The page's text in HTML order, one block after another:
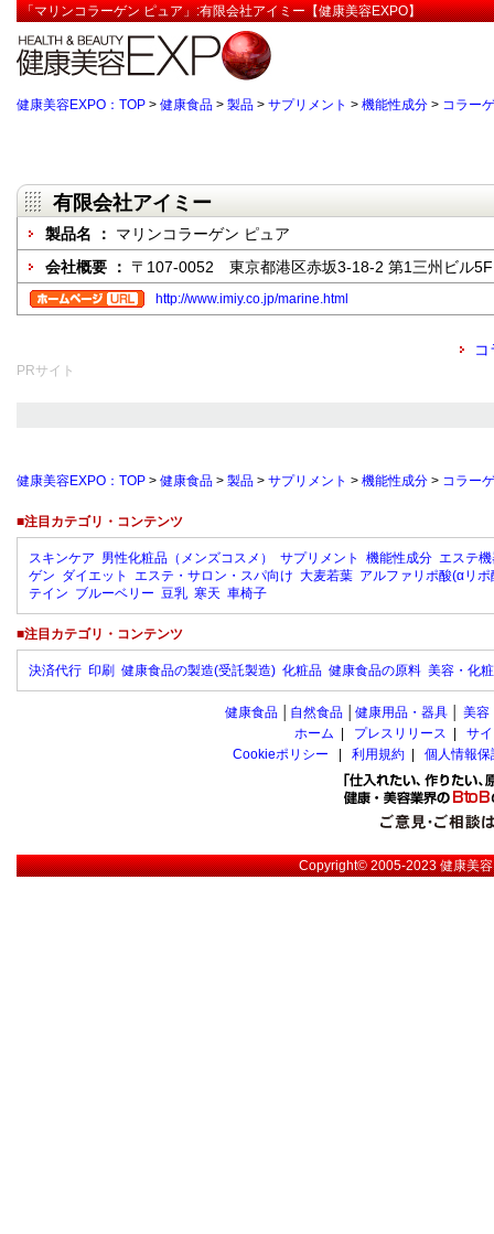
「マリンコラーゲン ピュア」:有限会社アイミー【健康美容EXPO】
健康美容EXPO：TOP > 健康食品 > 製品 > サプリメント > 機能性成分 > コラー
有限会社アイミー
製品名 ： マリンコラーゲン ピュア
会社概要 ： 〒107-0052 東京都港区赤坂3-18-2 第1三州ビル5F
http://www.imiy.co.jp/marine.html
PRサイト
健康美容EXPO：TOP > 健康食品 > 製品 > サプリメント > 機能性成分 > コラー
■注目カテゴリ・コンテンツ
スキンケア 男性化粧品（メンズコスメ） サプリメント 機能性成分 エステ
ゲン ダイエット エステ・サロン・スパ向け 大麦若葉 アルファリポ酸(αリポ
テイン ブルーベリー 豆乳 寒天 車椅子
■注目カテゴリ・コンテンツ
決済代行 印刷 健康食品の製造(受託製造) 化粧品 健康食品の原料 美容・化
健康食品 自然食品 健康用品・器具 美容
ホーム
プレスリリース
サ
Cookieポリシー
利用規約 個人情報
Copyright© 2005-2023健康美